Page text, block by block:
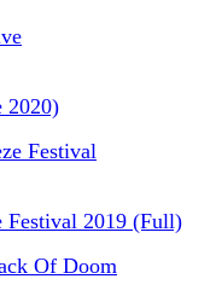
2020)
Festival 2019 (Full)